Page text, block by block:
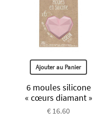
Ajouter au Panier
6 moules silicone
« cœurs diamant »
€ 16.60